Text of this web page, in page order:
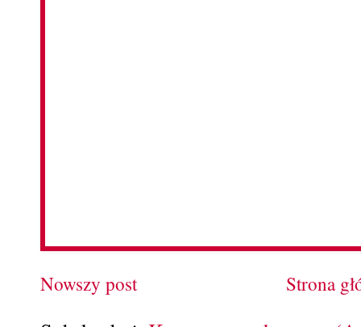
Nowszy post Strona